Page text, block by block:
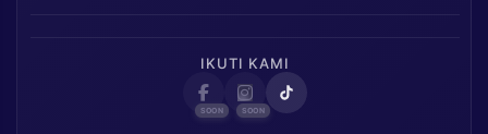
IKUTI KAMI